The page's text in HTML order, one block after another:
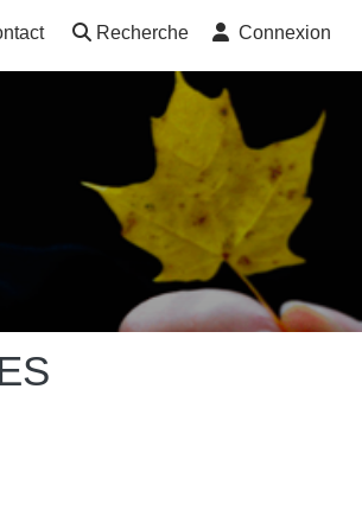
Recherche Connexion